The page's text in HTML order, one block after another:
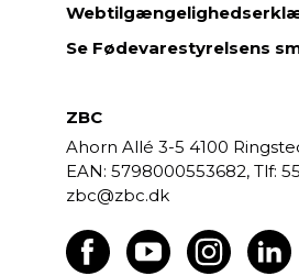
Se Fødevarestyrelsens
ZBC
Ahorn Allé 3-5 4100
EAN: 5798000553682,
zbc@zbc.dk